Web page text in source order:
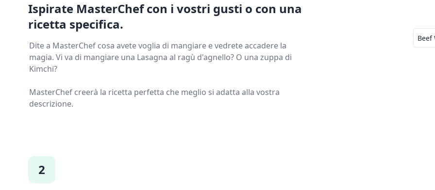
Ispirate MasterChef con i vostri gusti o con una
ricetta specifica.
Dite a MasterChef cosa avete voglia di mangiare e vedrete accadere la
magia. Vi va di mangiare una Lasagna al ragù d'agnello? O una zuppa di
Kimchi?
MasterChef creerà la ricetta perfetta che meglio si adatta alla vostra
descrizione.
2